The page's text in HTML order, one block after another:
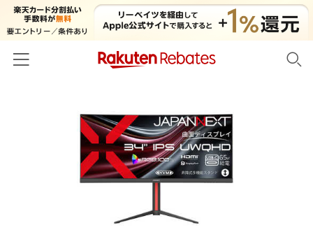
カテゴリー一覧
百貨店・総合ECモール
ファッション・インナー・小物
イベント一覧